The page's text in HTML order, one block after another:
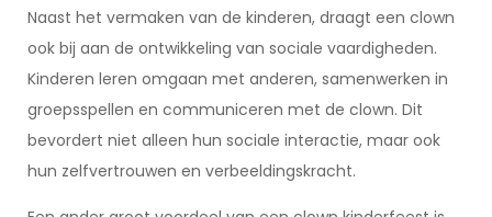
Naast het vermaken van de kinderen, draagt een clown
ook bij aan de ontwikkeling van sociale vaardigheden.
Kinderen leren omgaan met anderen, samenwerken in
groepsspellen en communiceren met de clown. Dit
bevordert niet alleen hun sociale interactie, maar ook
hun zelfvertrouwen en verbeeldingskracht.